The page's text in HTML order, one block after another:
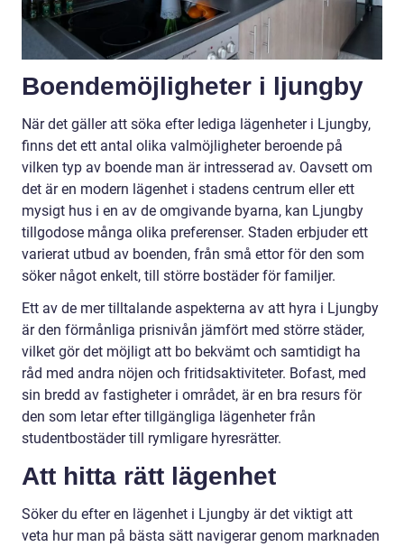
Boendemöjligheter i ljungby
När det gäller att söka efter lediga lägenheter i Ljungby,
finns det ett antal olika valmöjligheter beroende på
vilken typ av boende man är intresserad av. Oavsett om
det är en modern lägenhet i stadens centrum eller ett
mysigt hus i en av de omgivande byarna, kan Ljungby
tillgodose många olika preferenser. Staden erbjuder ett
varierat utbud av boenden, från små ettor för den som
söker något enkelt, till större bostäder för familjer.
Ett av de mer tilltalande aspekterna av att hyra i Ljungby
är den förmånliga prisnivån jämfört med större städer,
vilket gör det möjligt att bo bekvämt och samtidigt ha
råd med andra nöjen och fritidsaktiviteter. Bofast, med
sin bredd av fastigheter i området, är en bra resurs för
den som letar efter tillgängliga lägenheter från
studentbostäder till rymligare hyresrätter.
Att hitta rätt lägenhet
Söker du efter en lägenhet i Ljungby är det viktigt att
veta hur man på bästa sätt navigerar genom marknaden